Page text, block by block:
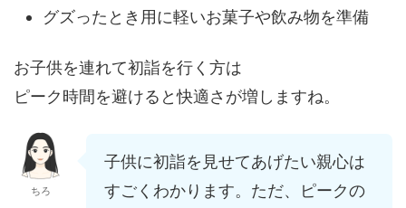
グズったとき用に軽いお菓子や飲み物を準備
お子供を連れて初詣を行く方は
ピーク時間を避けると快適さが増しますね。
ちろ
子供に初詣を見せてあげたい親心は
すごくわかります。ただ、ピークの